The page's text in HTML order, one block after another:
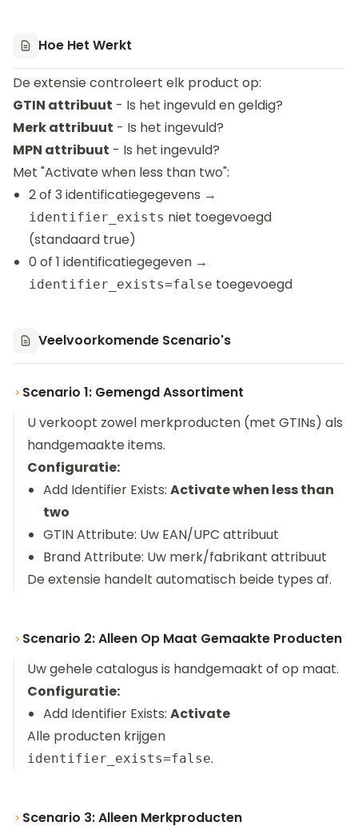
Hoe Het Werkt
De extensie controleert elk product op:
GTIN attribuut - Is het ingevuld en geldig?
Merk attribuut - Is het ingevuld?
MPN attribuut - Is het ingevuld?
Met "Activate when less than two":
2 of 3 identificatiegegevens →
identifier_exists niet toegevoegd
(standaard true)
0 of 1 identificatiegegeven →
identifier_exists=false toegevoegd
Veelvoorkomende Scenario's
Scenario 1: Gemengd Assortiment
U verkoopt zowel merkproducten (met GTINs) als
handgemaakte items.
Configuratie:
Add Identifier Exists: Activate when less than
two
GTIN Attribute: Uw EAN/UPC attribuut
Brand Attribute: Uw merk/fabrikant attribuut
De extensie handelt automatisch beide types af.
Scenario 2: Alleen Op Maat Gemaakte Producten
Uw gehele catalogus is handgemaakt of op maat.
Configuratie:
Add Identifier Exists: Activate
Alle producten krijgen
identifier_exists=false.
Scenario 3: Alleen Merkproducten